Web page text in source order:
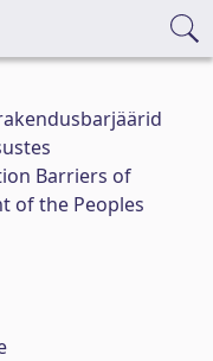
Barriers of
of the Peoples